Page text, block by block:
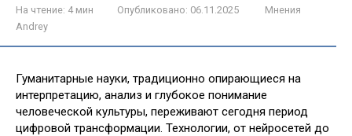
На чтение: 4 мин Опубликовано: 06.11.2025
Мнения
Andrey
Гуманитарные науки, традиционно опирающиеся на
интерпретацию, анализ и глубокое понимание
человеческой культуры, переживают сегодня период
цифровой трансформации. Технологии, от нейросетей до